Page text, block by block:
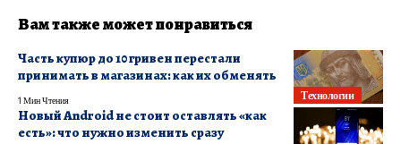
Вам также может понравиться
Технологии
Часть купюр до 10 гривен перестали
принимать в магазинах: как их обменять
1 Мин Чтения
Новый Android не стоит оставлять «как
есть»: что нужно изменить сразу